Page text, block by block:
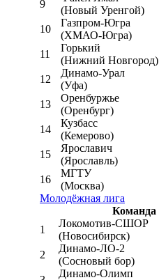
9
(Новый Уренгой)
10
Газпром-Югра
(ХМАО-Югра)
11
Горький
(Нижний Новгород)
12
Динамо-Урал
(Уфа)
13
Оренбуржье
(Оренбург)
14
Кузбасс
(Кемерово)
15
Ярославич
(Ярославль)
16
МГТУ
(Москва)
Молодёжная лига
Команда
1
Локомотив-CШОР
(Новосибирск)
2
Динамо-ЛО-2
(Сосновый бор)
Динамо-Олимп